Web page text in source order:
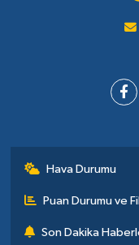
Hava Durumu
Puan Durumu ve
Son Dakika